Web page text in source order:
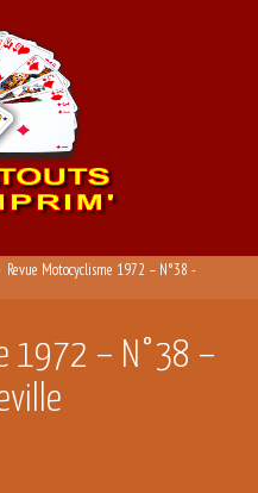
Revue Motocyclisme 1972 – N°38 -
1972 – N°38 –